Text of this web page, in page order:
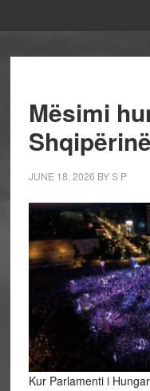
Mësimi
Shqipërinë
JUNE 18, 2026 BYS P
Kur Parlamenti i